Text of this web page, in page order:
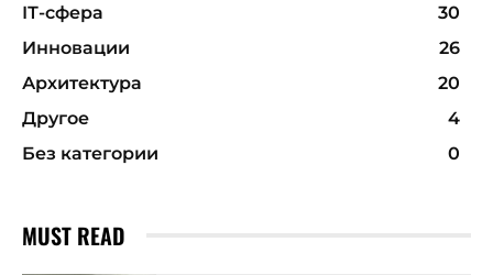
ІТ-сфера
30
Инновации
26
Архитектура
20
Другое
4
Без категории
0
MUST READ